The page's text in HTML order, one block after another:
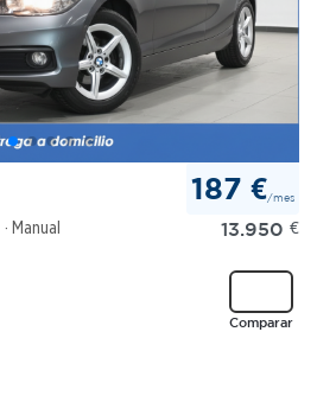
Manual
187 €/mes
13.950 €
Comparar